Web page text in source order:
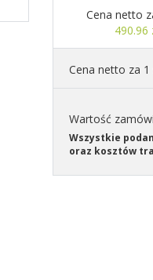
Cena netto
490.96
Cena netto za 1
Wartość
Wszystkie
oraz kosztów